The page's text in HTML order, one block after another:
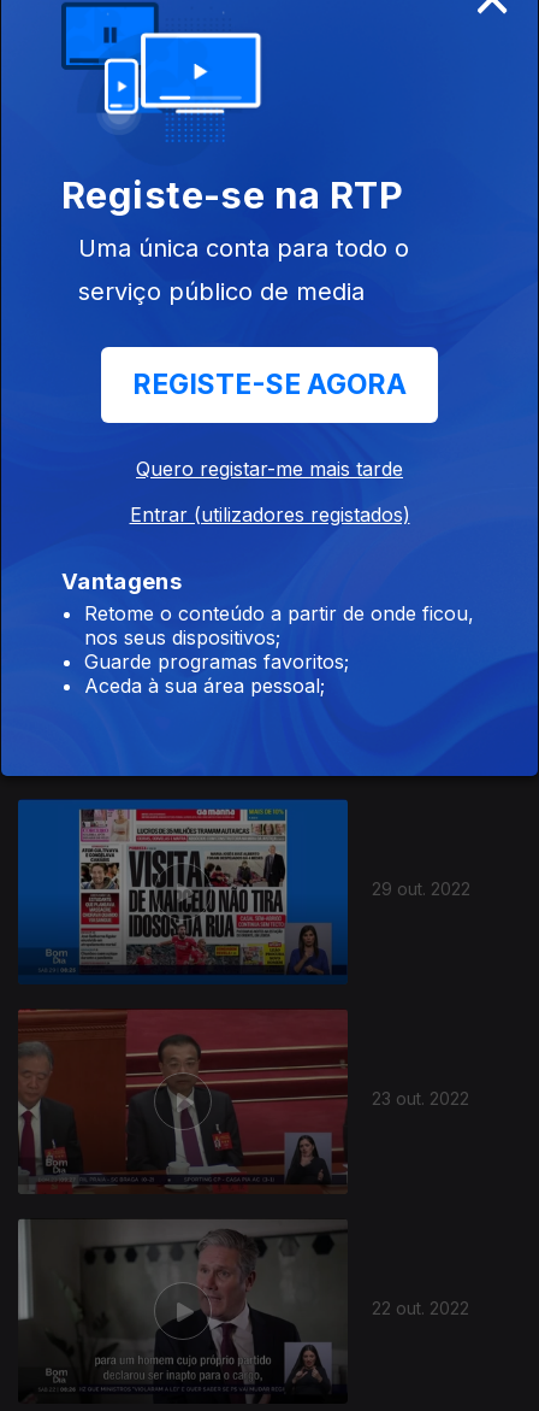
06 nov. 2022
05 nov. 2022
29 out. 2022
23 out. 2022
22 out. 2022
Registe-se na RTP
Uma única conta para todo o
serviço público de media
REGISTE-SE AGORA
Quero registar-me mais tarde
Entrar (utilizadores registados)
Vantagens
Retome o conteúdo a partir de onde ficou,
nos seus dispositivos;
Guarde programas favoritos;
Aceda à sua área pessoal;